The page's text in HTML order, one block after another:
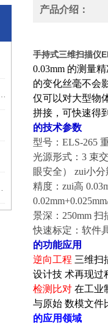
产品介绍：
手持式三维扫描仪
0.03mm 的测量
的变化丝毫不会
仅可以对大型物
拼接，可快速得
的技术参数
型号：ELS-265
光源形式：3 束
眼安全） zui小分
精度：zui高
景深：250mm
快速标定：软件
的功能应用
逆向工程 三维扫
设计技 术再现过
检测比对 在工业
与原始 数模文件
的应用领域